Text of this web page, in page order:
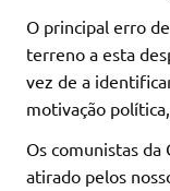
O principal erro
terreno a esta
vez de a
motivação
Os comunistas
atirado pelos